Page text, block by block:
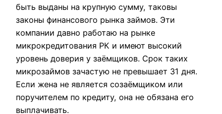
быть выданы на крупную сумму, таковы
законы финансового рынка займов. Эти
компании давно работаю на рынке
микрокредитования РК и имеют высокий
уровень доверия у заёмщиков. Срок таких
микрозаймов зачастую не превышает 31 дня.
Если жена не является созаёмщиком или
поручителем по кредиту, она не обязана его
выплачивать.